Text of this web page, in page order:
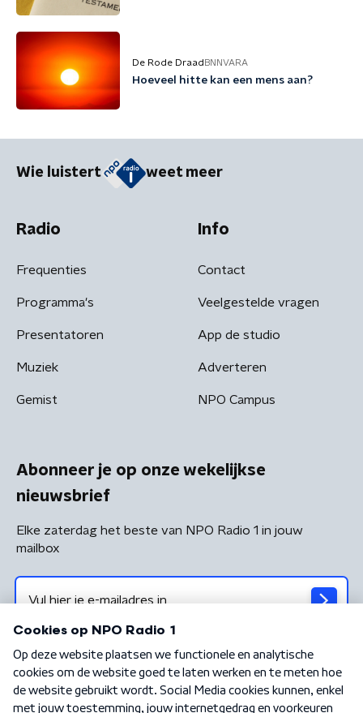
De Rode Draad BNNVARA
Hoeveel hitte kan een mens aan?
Wie luistert weet meer
Radio
Frequenties
Programma's
Presentatoren
Muziek
Gemist
Info
Contact
Veelgestelde vragen
App de studio
Adverteren
NPO Campus
Abonneer je op onze wekelijkse
nieuwsbrief
Elke zaterdag het beste van NPO Radio 1 in jouw
mailbox
Algemene voorwaarden